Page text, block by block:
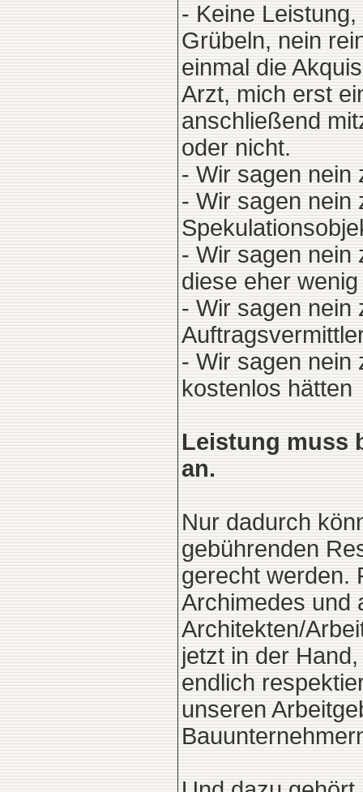
- Keine
Grübeln, nein
einmal die
Arzt, mich erst
anschließend
oder nicht.
- Wir sagen nein
- Wir sagen nein
- Wir sagen nein
diese eher
- Wir sagen nein
- Wir sagen nein
kostenlos hätten
Leistung muss
an.
Nur dadurch
gebührenden
gerecht werden.
Archimedes und
Architekten/
jetzt in der
endlich
unseren